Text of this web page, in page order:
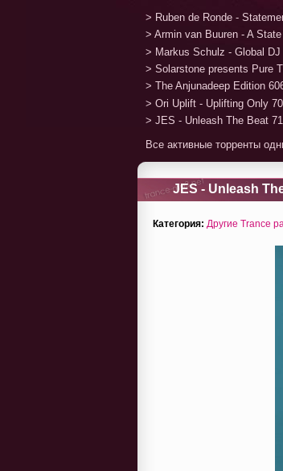
> Ruben de Ronde -
> Armin van Buuren - A
> Markus Schulz - Global
> Solarstone presents Pure
> The Anjunadeep Edition
> Ori Uplift - Uplifting Only
> JES - Unleash The Beat
Все активные торренты
JES - Unleash
Категория: Другие Trance